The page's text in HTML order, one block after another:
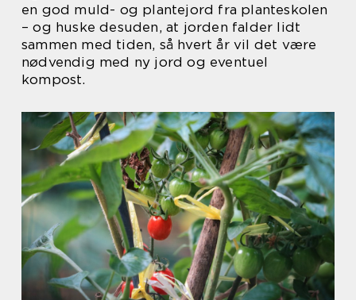
en god muld- og plantejord fra planteskolen
– og huske desuden, at jorden falder lidt
sammen med tiden, så hvert år vil det være
nødvendig med ny jord og eventuel
kompost.